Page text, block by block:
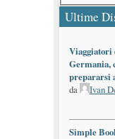
Ultime
Viaggiatori
Germania,
prepararsi
da
Ivan
Simple